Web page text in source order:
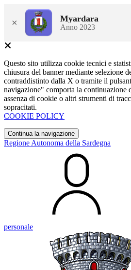
× Myardara
Anno 2023
Questo sito utilizza cookie tecnici e
chiusura del banner mediante selezione
contraddistinto dalla X o tramite il
navigazione" comporta la continuazione
assenza di cookie o altri strumenti di
sopracitati.
COOKIE POLICY
Continua la navigazione
Regione Autonoma della Sardegna
personale